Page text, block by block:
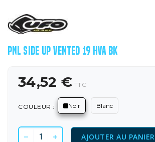
PNL SIDE UP VENTED 19 HVA BK
34,52 € TTC
COULEUR : Noir Blanc
AJOUTER AU PANIER